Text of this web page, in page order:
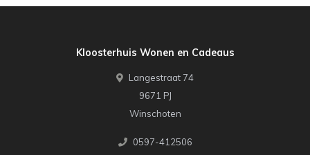
Kloosterhuis Wonen en Cadeaus
Langestraat 74
9671 PJ
Winschoten
0597-412506